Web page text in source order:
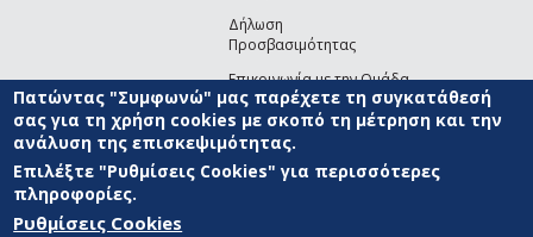
Δήλωση
Προσβασιμότητας
Επικοινωνία με την Ομάδα
Ανάπτυξης του site(link sends e-mail)
© ΠΑΝΕΠΙΣΤΗΜΙΟ ΑΙΓΑΙΟΥ ΟΡΟΙ ΧΡΗΣΗΣ
ΑΝΑΠΤΥΞΗΣ
Πατώντας "Συμφωνώ" μας παρέχετε τη συγκατάθεσή
σας για τη χρήση cookies με σκοπό τη μέτρηση και την
ανάλυση της επισκεψιμότητας.
Επιλέξτε "Ρυθμίσεις Cookies" για περισσότερες
πληροφορίες.
Ρυθμίσεις Cookies